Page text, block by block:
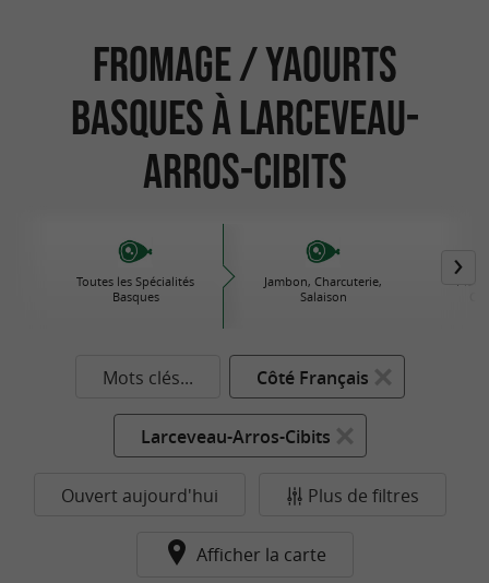
Fromage / Yaourts
Basques à Larceveau-
Arros-Cibits
Toutes les Spécialités
Basques
Jambon, Charcuterie,
Salaison
Plats
Mots clés... Côté Français
Larceveau-Arros-Cibits
Ouvert aujourd'hui Plus de filtres
Afficher la carte